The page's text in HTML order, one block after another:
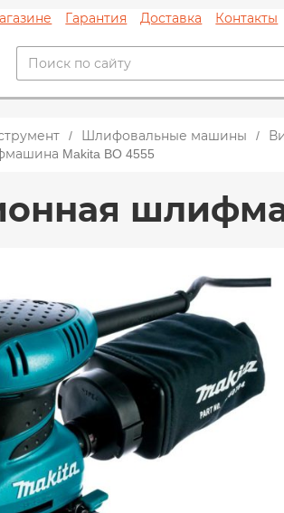
Гарантия Доставка Контакты
Шлифовальные машины
Makita BO 4555